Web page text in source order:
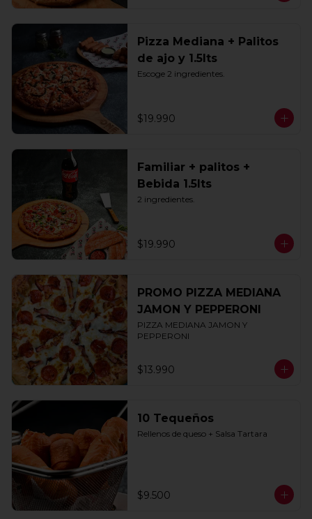
Pizza Mediana + Palitos
de ajo y 1.5lts
Escoge 2 ingredientes.
$19.990
Familiar + palitos +
Bebida 1.5lts
2 ingredientes.
$19.990
PROMO PIZZA MEDIANA
JAMON Y PEPPERONI
PIZZA MEDIANA JAMON Y
PEPPERONI
$13.990
10 Tequeños
Rellenos de queso + Salsa Tartara
$9.500